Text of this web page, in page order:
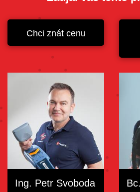
Chci znát cenu
Ing. Petr Svoboda